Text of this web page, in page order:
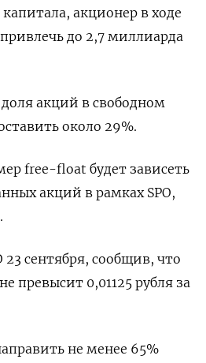
акционер в ходе
до 2,7 миллиарда
доля акций в свободном
около 29%.
free-float будет зависеть
акций в рамках SPO,
23 сентября, сообщив, что
превысит 0,01125 рубля за
не менее 65%